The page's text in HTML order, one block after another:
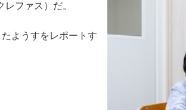
ファス）だ。
ようすをレポートす